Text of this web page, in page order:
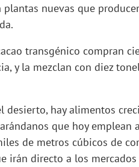
plantas nuevas que
transgénico compran
y la mezclan con diez
desierto, hay alimentos
que hoy
de metros cúbicos de
irán directo a los